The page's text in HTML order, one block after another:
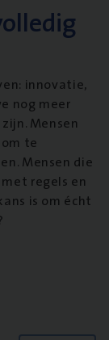
innovatie,
nog meer
Mensen
te
Mensen die
regels en
is om écht